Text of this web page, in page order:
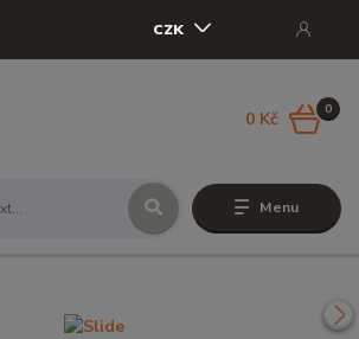
Menu
CZK
0
0 Kč